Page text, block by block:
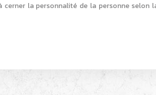
cerner la personnalité de la personne selon